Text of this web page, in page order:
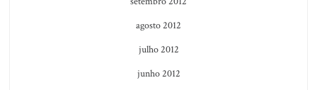
agosto 2012
julho 2012
junho 2012